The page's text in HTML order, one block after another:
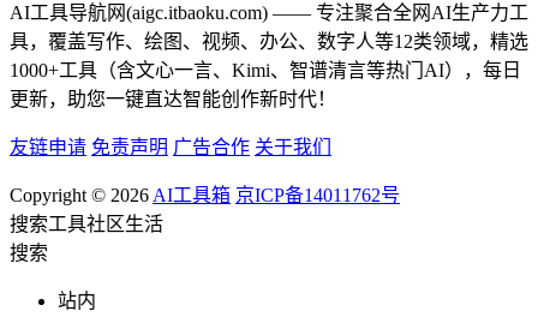
AI工具导航网(aigc.itbaoku.com) —— 专注聚合全网AI生产力工
具，覆盖写作、绘图、视频、办公、数字人等12类领域，精选
1000+工具（含文心一言、Kimi、智谱清言等热门AI），每日
更新，助您一键直达智能创作新时代！
友链申请 免责声明 广告合作 关于我们
Copyright © 2026 AI工具箱 京ICP备14011762号
搜索工具社区生活
搜索
站内